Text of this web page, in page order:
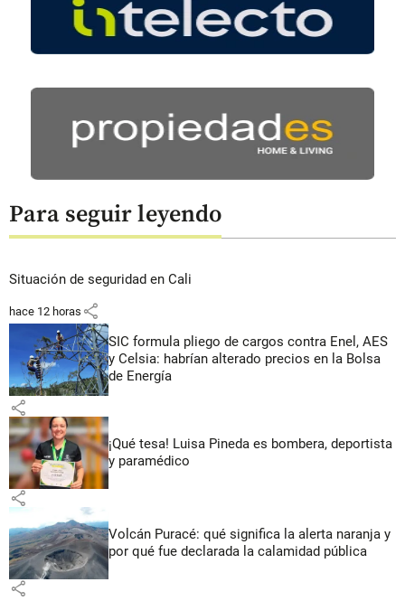
Para seguir leyendo
Situación de seguridad en Cali
hace 12 horas share
SIC formula pliego de cargos contra Enel, AES
y Celsia: habrían alterado precios en la Bolsa
de Energía
share
¡Qué tesa! Luisa Pineda es bombera, deportista
y paramédico
share
Volcán Puracé: qué significa la alerta naranja y
por qué fue declarada la calamidad pública
share